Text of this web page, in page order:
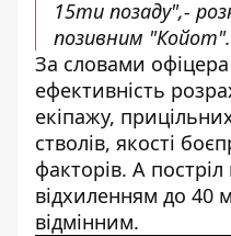
15ти позаду",-
позивним "Койот".
За словами
ефективність
екіпажу,
стволів, якості
факторів. А
відхиленням до 40
відмінним.